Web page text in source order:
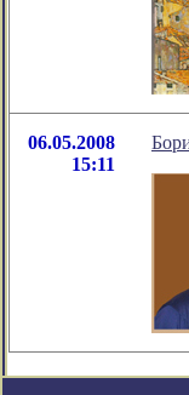
06.05.2008
15:11